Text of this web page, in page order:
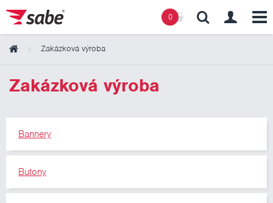
0
Zakázková výroba
Zakázková výroba
Bannery
Butony
Obsah košíku